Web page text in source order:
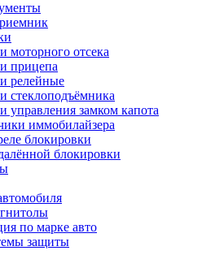
моторного отсека
прицепа
релейные
стеклоподъёмника
управления замком капота
иммобилайзера
блокировки
блокировки
по марке авто
защиты